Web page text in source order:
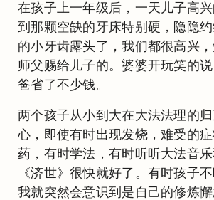
在孩子上一年级后，一天儿子高
到那颗空缺的牙床特别硬，隐隐
的小牙齿露头了，我们都很高兴
师父赐给儿子的。婆婆开玩笑的
爸省了不少钱。
两个孩子从小到大在大法法理的
心，即使有时出现发烧，难受的
药，有时学法，有时听听大法音乐
《济世》很快就好了。有时孩子
我就突然会意识到是自己的修炼